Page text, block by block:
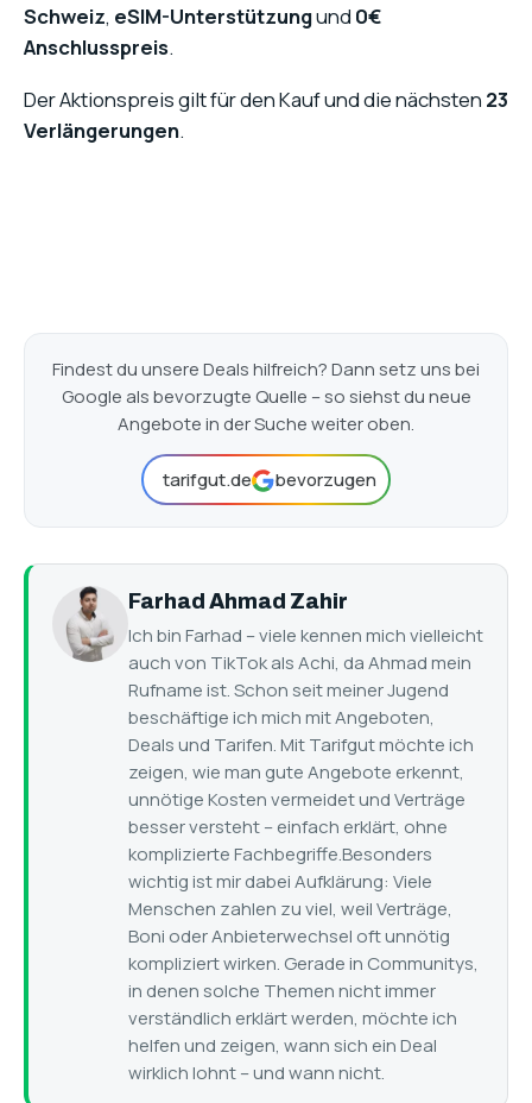
Schweiz, eSIM-Unterstützungund0€
Anschlusspreis.
Der Aktionspreis gilt für den Kauf und die nächsten 23
Verlängerungen.
Findest du unsere Deals hilfreich? Dann setz uns bei
Google als bevorzugte Quelle – so siehst du neue
Angebote in der Suche weiter oben.
tarifgut.de bevorzugen
Farhad Ahmad Zahir
Ich bin Farhad – viele kennen mich vielleicht
auch von TikTok als Achi, da Ahmad mein
Rufname ist. Schon seit meiner Jugend
beschäftige ich mich mit Angeboten,
Deals und Tarifen. Mit Tarifgut möchte ich
zeigen, wie man gute Angebote erkennt,
unnötige Kosten vermeidet und Verträge
besser versteht – einfach erklärt, ohne
komplizierte Fachbegriffe.Besonders
wichtig ist mir dabei Aufklärung: Viele
Menschen zahlen zu viel, weil Verträge,
Boni oder Anbieterwechsel oft unnötig
kompliziert wirken. Gerade in Communitys,
in denen solche Themen nicht immer
verständlich erklärt werden, möchte ich
helfen und zeigen, wann sich ein Deal
wirklich lohnt – und wann nicht.